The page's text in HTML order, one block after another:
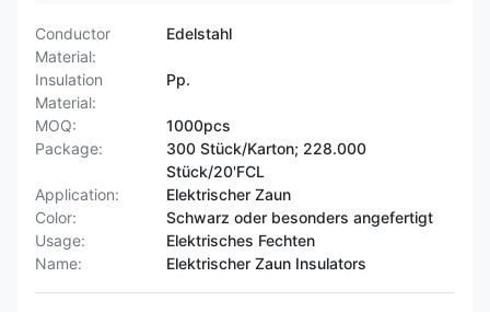
Conductor
Material:
Edelstahl
Insulation
Material:
Pp.
MOQ:
1000pcs
Package:
300 Stück/Karton; 228.000
Stück/20'FCL
Application:
Elektrischer Zaun
Color:
Schwarz oder besonders angefertigt
Usage:
Elektrisches Fechten
Name:
Elektrischer Zaun Insulators